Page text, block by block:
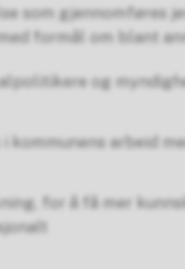
som gjennomføres
formål om blant
og
kommunens arbeid
for å få mer